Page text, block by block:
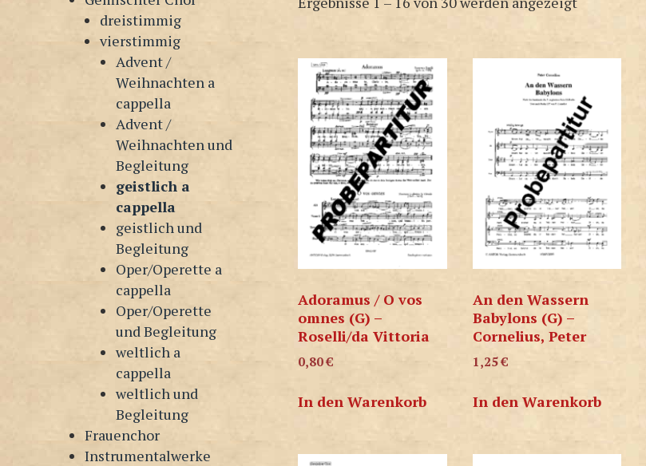
dreistimmig
vierstimmig
Advent /
Weihnachten a
cappella
Advent /
Weihnachten und
Begleitung
geistlich a
cappella
geistlich und
Begleitung
Oper/Operette a
cappella
Oper/Operette
und Begleitung
weltlich a
cappella
weltlich und
Begleitung
Frauenchor
Instrumentalwerke
Adoramus / O vos
omnes (G) –
Roselli/da Vittoria
0,80€
In den Warenkorb
An den Wassern
Babylons (G) –
Cornelius, Peter
1,25€
In den Warenkorb